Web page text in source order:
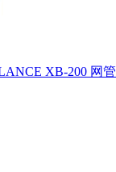
XB-200 网